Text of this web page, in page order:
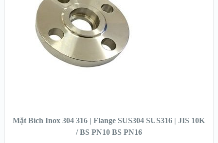
XEM CHI TIẾT
Mặt Bích Inox 304 316 | Flange SUS304 SUS316 | JIS 10K
/ BS PN10 BS PN16